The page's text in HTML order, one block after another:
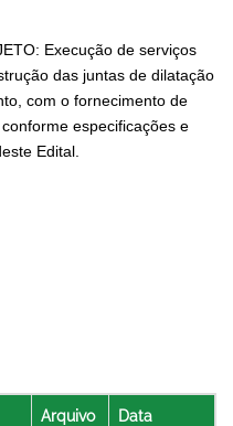
Execução de serviços
das juntas de dilatação
com o fornecimento de
, conforme especificações e
Edital.
Arquivo Data